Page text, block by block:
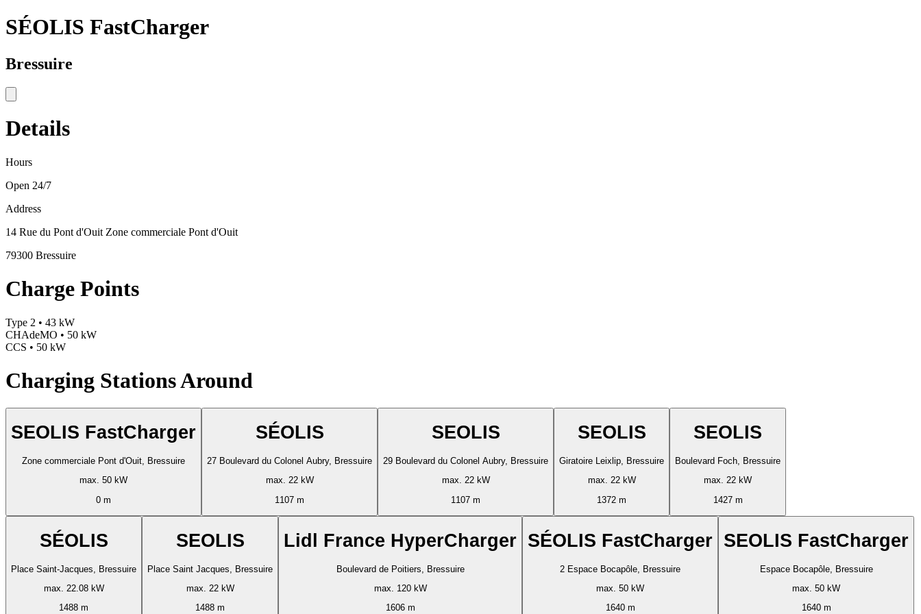
SÉOLIS FastCharger
Bressuire
Details
Hours
Open 24/7
Address
14 Rue du Pont d'Ouit Zone commerciale Pont d'Ouit
79300 Bressuire
Charge Points
Type 2 • 43 kW
CHAdeMO • 50 kW
CCS • 50 kW
Charging Stations Around
SEOLIS FastCharger
Zone commerciale Pont d'Ouit, Bressuire
max. 50 kW
0 m
SÉOLIS
27 Boulevard du Colonel Aubry, Bressuire
max. 22 kW
1107 m
SEOLIS
29 Boulevard du Colonel Aubry, Bressuire
max. 22 kW
1107 m
SEOLIS
Giratoire Leixlip, Bressuire
max. 22 kW
1372 m
SEOLIS
Boulevard Foch, Bressuire
max. 22 kW
1427 m
SÉOLIS
Place Saint-Jacques, Bressuire
max. 22.08 kW
1488 m
SEOLIS
Place Saint Jacques, Bressuire
max. 22 kW
1488 m
Lidl France HyperCharger
Boulevard de Poitiers, Bressuire
max. 120 kW
1606 m
SÉOLIS FastCharger
2 Espace Bocapôle, Bressuire
max. 50 kW
1640 m
SEOLIS FastCharger
Espace Bocapôle, Bressuire
max. 50 kW
1640 m